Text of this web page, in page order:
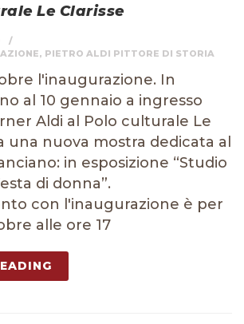
Le Clarisse
, PIETRO ALDI PITTORE DI STORIA
l'inaugurazione. In
al 10 gennaio a ingresso
Aldi al Polo culturale Le
una nuova mostra dedicata al
in esposizione “Studio
di donna”.
con l'inaugurazione è per
alle ore 17